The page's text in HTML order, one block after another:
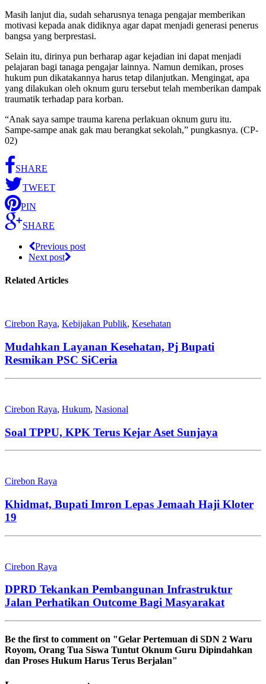
Masih lanjut dia, sudah seharusnya tenaga pengajar memberikan
motivasi kepada anak didiknya agar dapat menjadi generasi penerus
bangsa yang berprestasi.
Selain itu, dirinya pun berharap agar kejadian ini dapat menjadi
pelajaran bagi tanaga pengajar lainnya. Namun demikan, proses
hukum pun dikatakannya harus tetap dilanjutkan. Mengingat, apa
yang dilakukan oleh oknum guru tersebut telah memberikan dampak
traumatik terhadap para korban.
“Anak saya sampe trauma karena perlakuan oknum guru itu.
Sampe-sampe anak gak mau berangkat sekolah,” pungkasnya. (CP-
02)
SHARE
TWEET
PIN
SHARE
Previous post
Next post
Related Articles
Cirebon Raya, Kebijakan Publik, Kesehatan
Mudahkan Layanan Kesehatan, Pj Bupati
Resmikan PSC SiCeria
Cirebon Raya, Hukum, Nasional
Soal TPPU, KPK Terus Kejar Aset Sunjaya
Cirebon Raya
Khidmat, Bupati Imron Lepas Jemaah Haji Kloter
19
Cirebon Raya
DPRD Tekankan Pembangunan Infrastruktur
Jalan Perhatikan Outcome Bagi Masyarakat
Be the first to comment on "Gelar Pertemuan di SDN 2 Waru
Royom, Orang Tua Siswa Tuntut Oknum Guru Dipindahkan
dan Proses Hukum Harus Terus Berjalan"